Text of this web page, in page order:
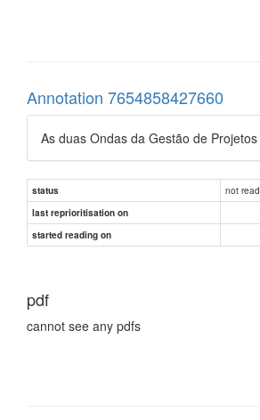
Annotation 7654858427660
As duas Ondas da Gestão de Projetos
status not read
last reprioritisation on
started reading on
pdf
cannot see any pdfs